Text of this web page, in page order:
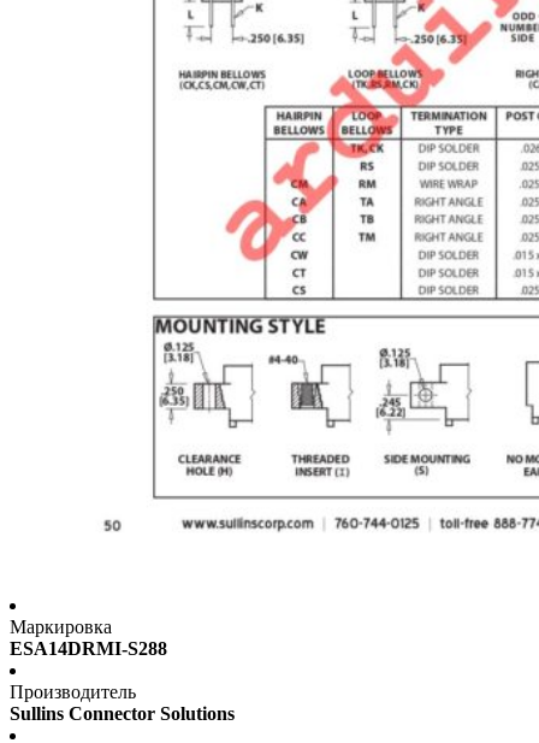
Маркировка
ESA14DRMI-S288
Производитель
Sullins Connector Solutions